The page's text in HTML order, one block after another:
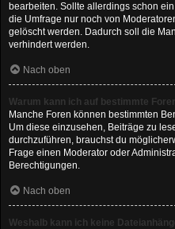
bearbeiten. Sollte allerdings schon
die Umfrage nur noch von
gelöscht werden. Dadurch soll die
verhindert werden.
Nach oben
Warum kann ich auf bestimmte
Manche Foren können bestimmten
Um diese einzusehen, Beiträge zu
durchzuführen, brauchst du
Frage einen Moderator oder
Berechtigungen.
Nach oben
Weshalb kann ich keine